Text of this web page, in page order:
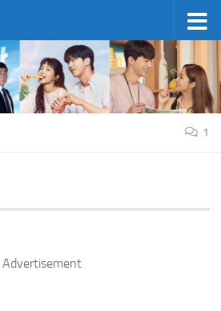
1
Advertisement